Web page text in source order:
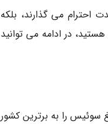
احترام می گذارند، بلکه
در ادامه می توانید
دستمزد گیرند و همین مبلغ سوئیس را به برترین کشور